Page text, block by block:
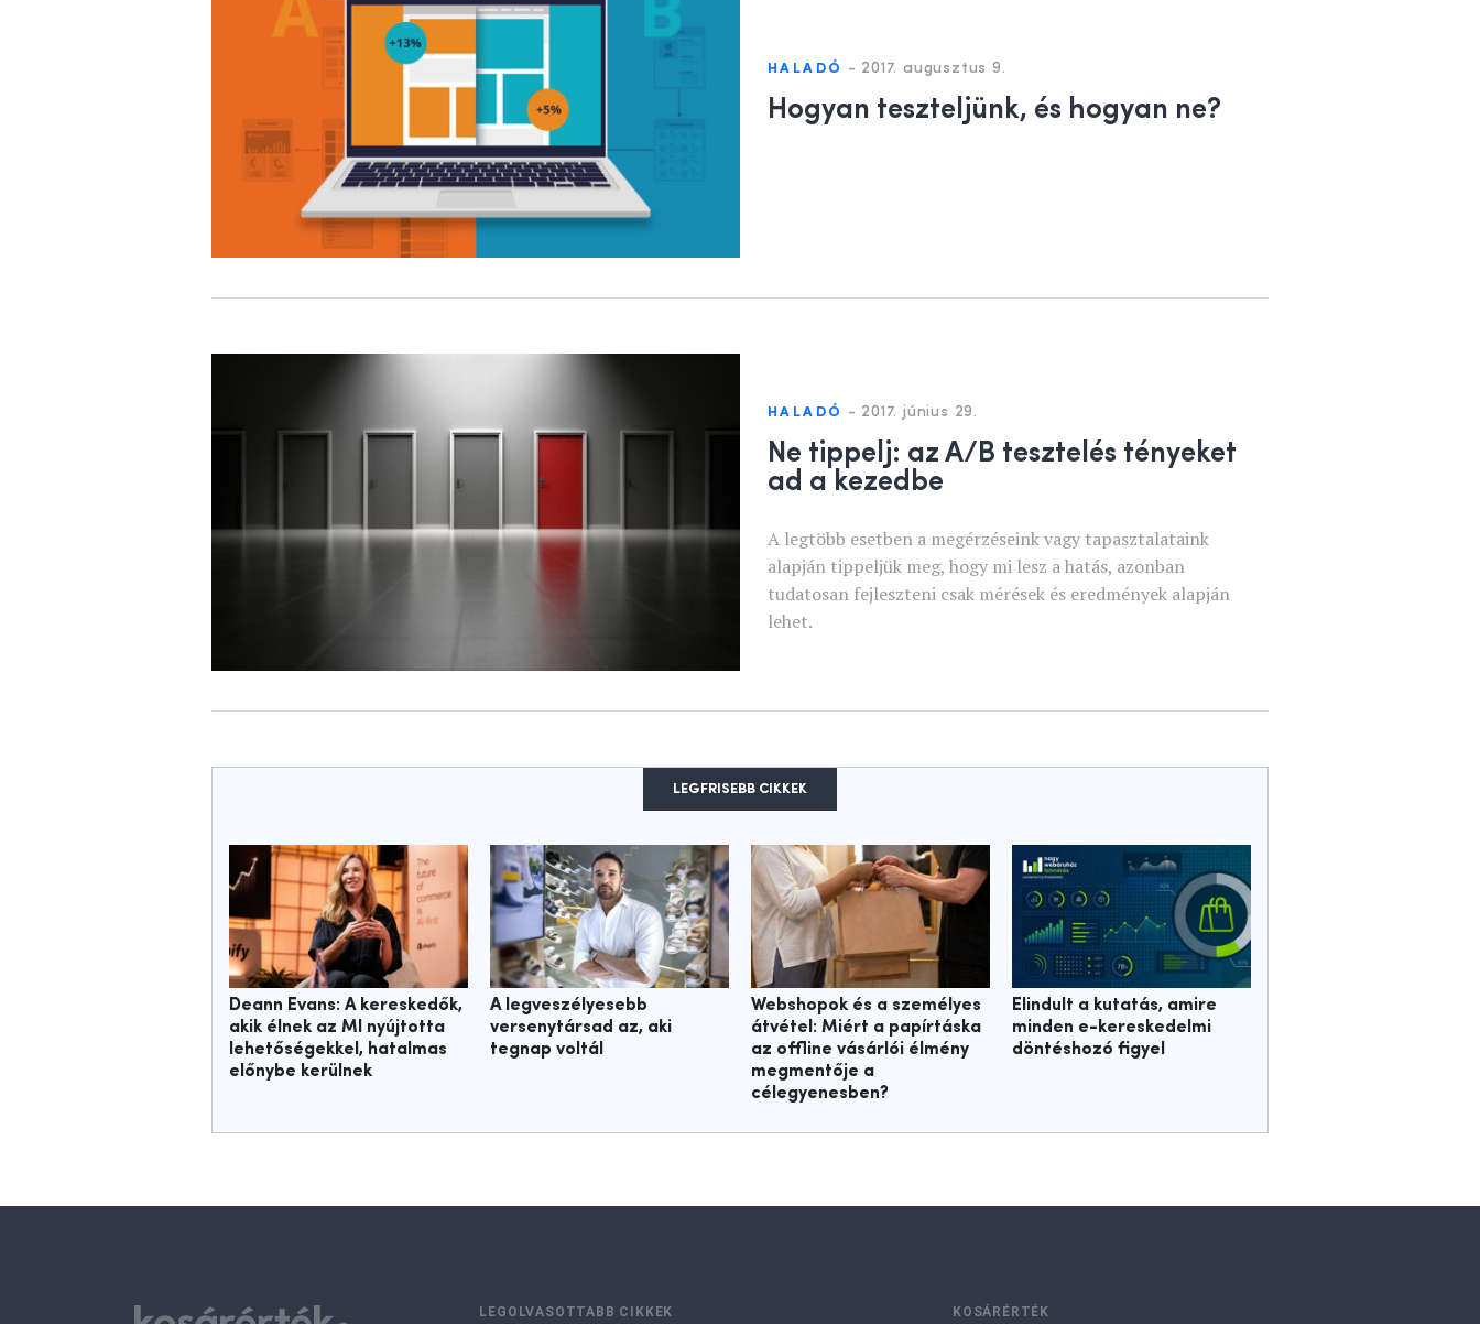
HALADÓ - 2017. augusztus 9.
Hogyan teszteljünk, és hogyan ne?
HALADÓ - 2017. június 29.
Ne tippelj: az A/B tesztelés tényeket
ad a kezedbe
A legtöbb esetben a megérzéseink vagy tapasztalataink
alapján tippeljük meg, hogy mi lesz a hatás, azonban
tudatosan fejleszteni csak mérések és eredmények alapján
lehet.
LEGFRISEBB CIKKEK
Deann Evans: A kereskedők,
akik élnek az MI nyújtotta
lehetőségekkel, hatalmas
előnybe kerülnek
A legveszélyesebb
versenytársad az, aki
tegnap voltál
Webshopok és a személyes
átvétel: Miért a papírtáska
az offline vásárlói élmény
megmentője a
célegyenesben?
Elindult a kutatás, amire
minden e-kereskedelmi
döntéshozó figyel
LEGOLVASOTTABB CIKKEK KOSÁRÉRTÉK